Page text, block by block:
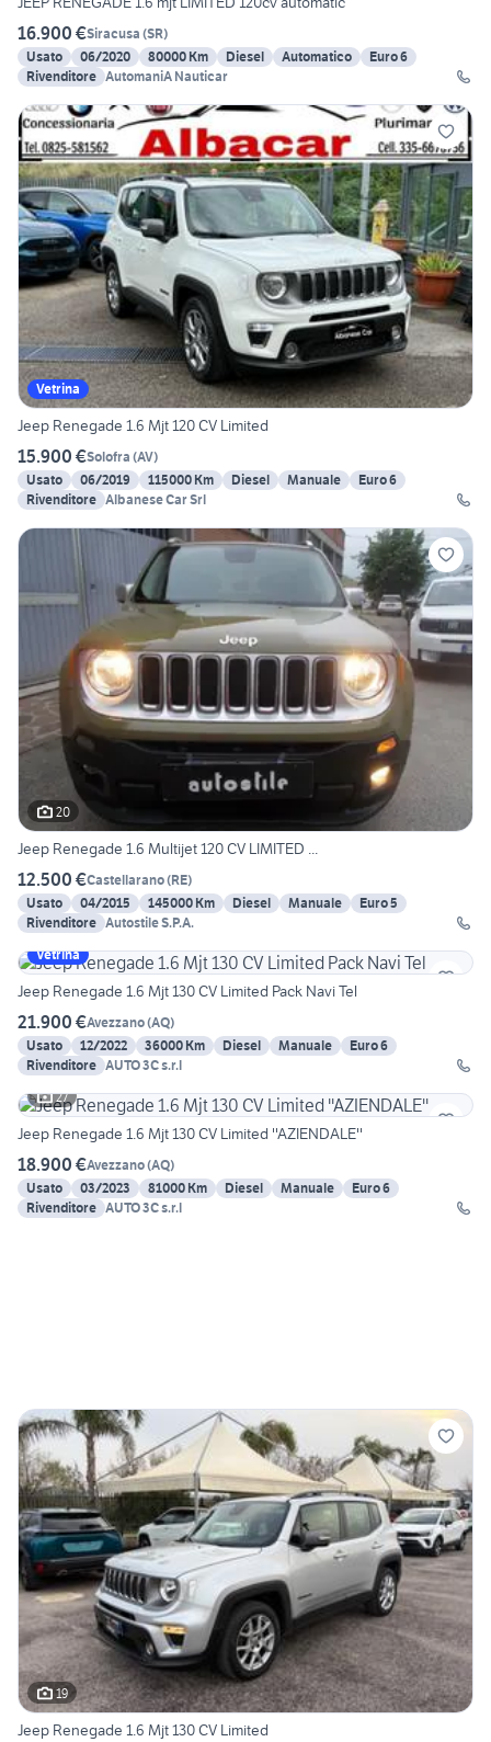
16.900 €Siracusa (SR)
Usato
06/2020 80000 Km Diesel Automatico
Euro 6
Rivenditore AutomaniA Nauticar
Vetrina
Jeep Renegade 1.6 Mjt 120 CV Limited
15.900 €Solofra (AV)
Usato
06/2019 115000 Km Diesel Manuale
Euro 6
Rivenditore Albanese Car Srl
20
Jeep Renegade 1.6 Multijet 120 CV LIMITED ...
12.500 €Castellarano(RE)
Usato
04/2015 145000 Km Diesel Manuale
Euro 5
Rivenditore Autostile S.P.A.
Vetrina
Jeep Renegade 1.6 Mjt 130 CV Limited Pack Navi Tel
21.900 €Avezzano(AQ)
Usato
12/2022 36000 Km Diesel Manuale
Euro 6
Rivenditore AUTO 3C s.r.l
27
Jeep Renegade 1.6 Mjt 130 CV Limited ''AZIENDALE''
18.900 €Avezzano(AQ)
Usato
03/2023 81000 Km Diesel Manuale
Euro 6
Rivenditore AUTO 3C s.r.l
19
Jeep Renegade 1.6 Mjt 130 CV Limited